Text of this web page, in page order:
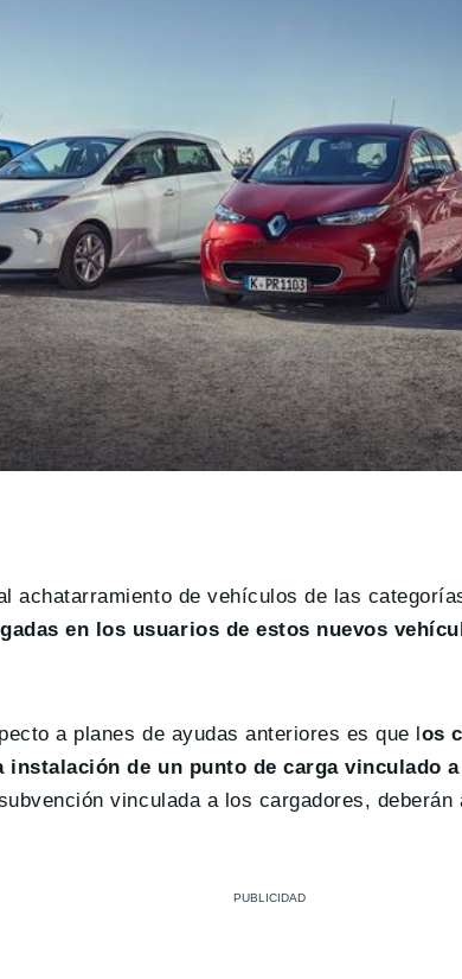
achatarramiento de vehículos de las
en los usuarios de estos nuevos
a planes de ayudas anteriores es que los
instalación de un punto de carga vinculado
vinculada a los cargadores,